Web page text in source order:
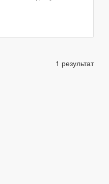
1 результат